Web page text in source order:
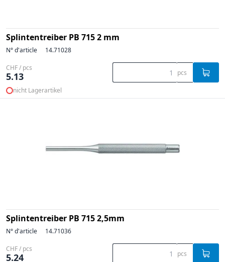
Splintentreiber PB 715 2 mm
N° d'article 14.71028
CHF / pcs
5.13 pcs
nicht Lagerartikel
Splintentreiber PB 715 2,5mm
N° d'article 14.71036
CHF / pcs
5.24 pcs